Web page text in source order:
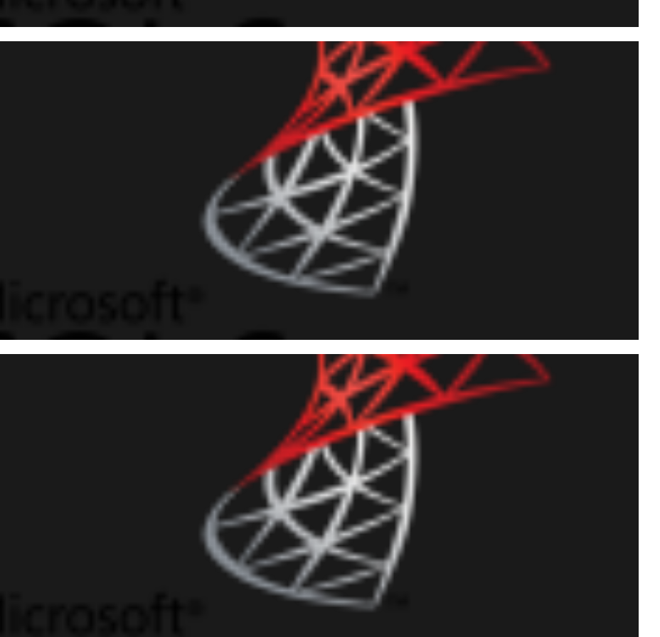
SQL Server - Como exportar e importar arquivos com
dados tabulares (Ex: CSV) utilizando o CLR (C#)
SQL Server - Como fazer uma integração com FTP e listar,
enviar (upload) e baixar (download) arquivos utilizando o